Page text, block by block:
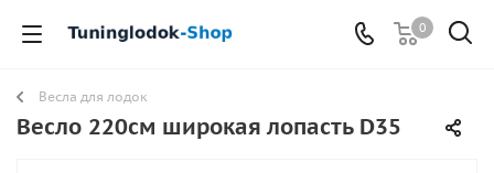
0
Весла для лодок
Весло 220см широкая лопасть D35